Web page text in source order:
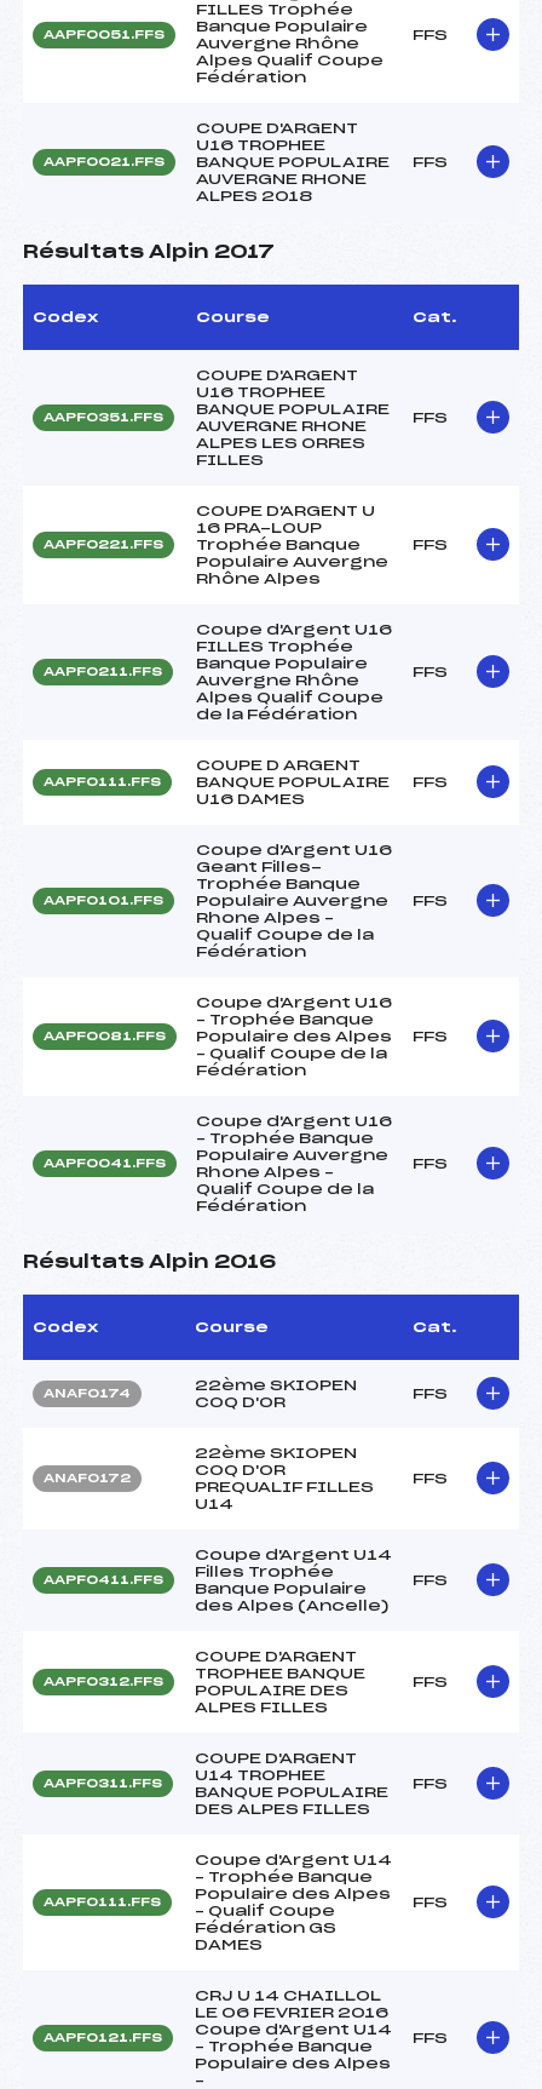
AAPF0051.FFS
FILLES Trophée
Banque Populaire
Auvergne Rhône
Alpes Qualif Coupe
Fédération
FFS
AAPF0021.FFS
COUPE D'ARGENT
U16 TROPHEE
BANQUE POPULAIRE
AUVERGNE RHONE
ALPES 2018
FFS
Résultats Alpin 2017
Codex Course Cat.
AAPF0351.FFS
COUPE D'ARGENT
U16 TROPHEE
BANQUE POPULAIRE
AUVERGNE RHONE
ALPES LES ORRES
FILLES
FFS
AAPF0221.FFS
COUPE D'ARGENT U
16 PRA-LOUP
Trophée Banque
Populaire Auvergne
Rhône Alpes
FFS
AAPF0211.FFS
Coupe d'Argent U16
FILLES Trophée
Banque Populaire
Auvergne Rhône
Alpes Qualif Coupe
de la Fédération
FFS
AAPF0111.FFS
COUPE D ARGENT
BANQUE POPULAIRE
U16 DAMES
FFS
AAPF0101.FFS
Coupe d'Argent U16
Geant Filles-
Trophée Banque
Populaire Auvergne
Rhone Alpes –
Qualif Coupe de la
Fédération
FFS
AAPF0081.FFS
Coupe d'Argent U16
– Trophée Banque
Populaire des Alpes
– Qualif Coupe de la
Fédération
FFS
AAPF0041.FFS
Coupe d'Argent U16
– Trophée Banque
Populaire Auvergne
Rhone Alpes –
Qualif Coupe de la
Fédération
FFS
Résultats Alpin 2016
Codex Course Cat.
ANAF0174
22ème SKIOPEN
COQ D'OR
FFS
ANAF0172
22ème SKIOPEN
COQ D'OR
PREQUALIF FILLES
U14
FFS
AAPF0411.FFS
Coupe d'Argent U14
Filles Trophée
Banque Populaire
des Alpes (Ancelle)
FFS
AAPF0312.FFS
COUPE D'ARGENT
TROPHEE BANQUE
POPULAIRE DES
ALPES FILLES
FFS
AAPF0311.FFS
COUPE D'ARGENT
U14 TROPHEE
BANQUE POPULAIRE
DES ALPES FILLES
FFS
AAPF0111.FFS
Coupe d'Argent U14
– Trophée Banque
Populaire des Alpes
– Qualif Coupe
Fédération GS
DAMES
FFS
AAPF0121.FFS
CRJ U 14 CHAILLOL
LE 06 FEVRIER 2016
Coupe d'Argent U14
– Trophée Banque
Populaire des Alpes
–
FFS